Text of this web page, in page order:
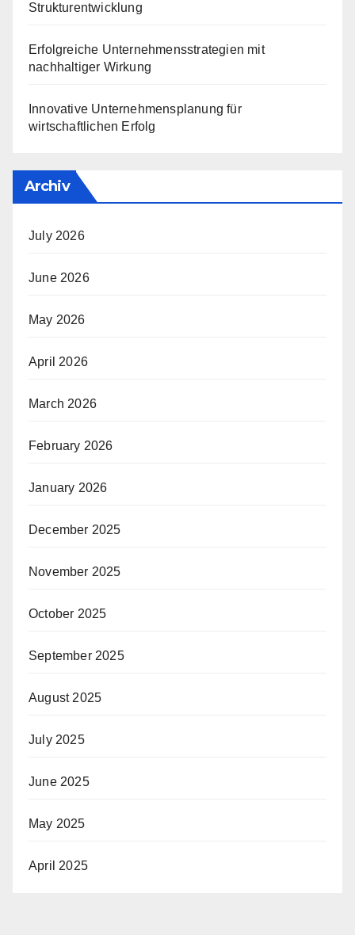
Strukturentwicklung
Erfolgreiche Unternehmensstrategien mit
nachhaltiger Wirkung
Innovative Unternehmensplanung für
wirtschaftlichen Erfolg
Archiv
July 2026
June 2026
May 2026
April 2026
March 2026
February 2026
January 2026
December 2025
November 2025
October 2025
September 2025
August 2025
July 2025
June 2025
May 2025
April 2025